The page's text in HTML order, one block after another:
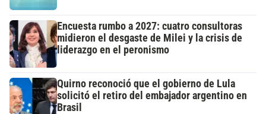
Encuesta rumbo a 2027: cuatro consultoras
midieron el desgaste de Milei y la crisis de
liderazgo en el peronismo
Quirno reconoció que el gobierno de Lula
solicitó el retiro del embajador argentino en
Brasil